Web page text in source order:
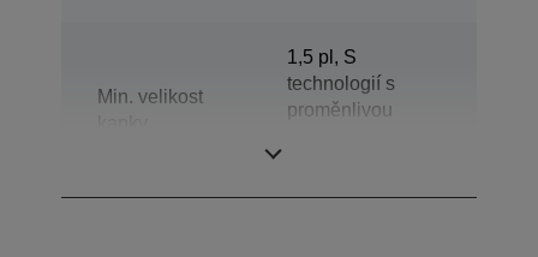
Min. velikost
1,5 pl, S
technologií s
proměnlivou